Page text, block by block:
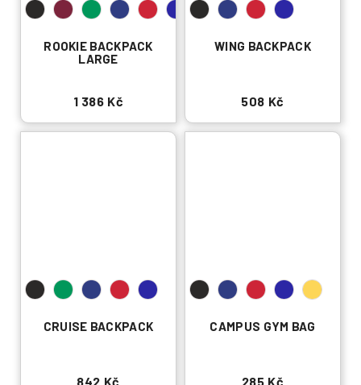
ROOKIE BACKPACK
LARGE
1 386 Kč
WING BACKPACK
508 Kč
CRUISE BACKPACK
842 Kč
CAMPUS GYM BAG
285 Kč